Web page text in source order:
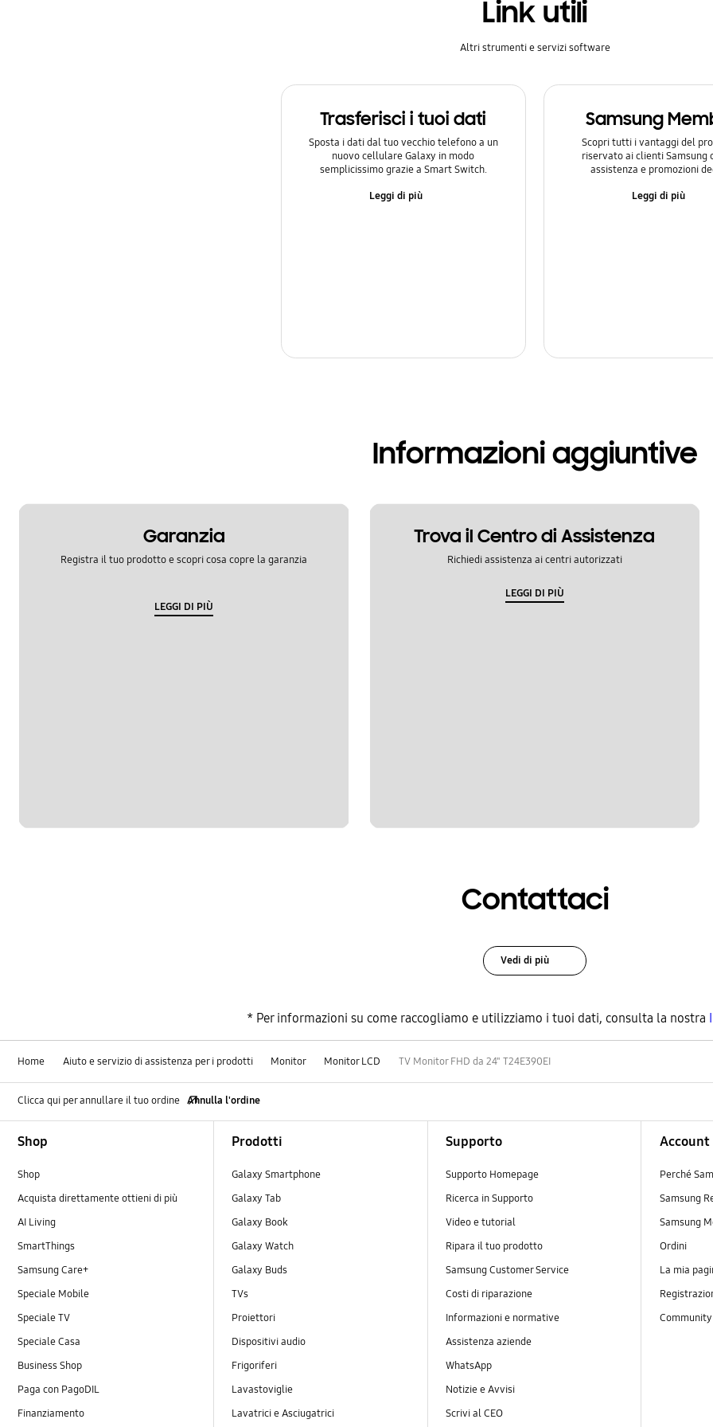
Link utili
Altri strumenti e servizi software
Trasferisci i tuoi dati
Sposta i dati dal tuo vecchio telefono a un
nuovo cellulare Galaxy in modo
semplicissimo grazie a Smart Switch.
Leggi di più
Samsung
Scopri tutti i vantaggi del
riservato ai clienti Samsung
assistenza e promozioni
Leggi di più
Informazioni aggiuntive
Garanzia
Registra il tuo prodotto e scopri cosa copre la garanzia
LEGGI DI PIÙ
Trova il Centro di Assistenza
Richiedi assistenza ai centri autorizzati
LEGGI DI PIÙ
Contattaci
Vedi di più
* Per informazioni su come raccogliamo e utilizziamo i tuoi dati, consulta la nostra
Home Aiuto e servizio di assistenza per i prodotti Monitor Monitor LCD TV Monitor FHD da 24" T24E390EI
Clicca qui per annullare il tuo ordine Annulla l'ordine
Shop
Shop
Acquista direttamente ottieni di più
AI Living
SmartThings
Samsung Care+
Speciale Mobile
Speciale TV
Speciale Casa
Business Shop
Paga con PagoDIL
Finanziamento
Prodotti
Galaxy Smartphone
Galaxy Tab
Galaxy Book
Galaxy Watch
Galaxy Buds
TVs
Proiettori
Dispositivi audio
Frigoriferi
Lavastoviglie
Lavatrici e Asciugatrici
Supporto
Supporto Homepage
Ricerca in Supporto
Video e tutorial
Ripara il tuo prodotto
Samsung Customer Service
Costi di riparazione
Informazioni e normative
Assistenza aziende
WhatsApp
Notizie e Avvisi
Scrivi al CEO
Account
Perché
Samsung
Samsung
Ordini
La mia
Community